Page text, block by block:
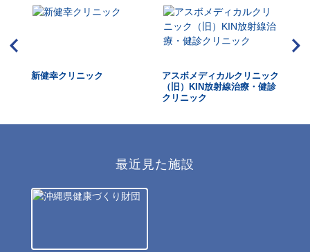
新健幸クリニック
アスボメディカルクリニック
（旧）KIN放射線治療・健診
クリニック
最近見た施設